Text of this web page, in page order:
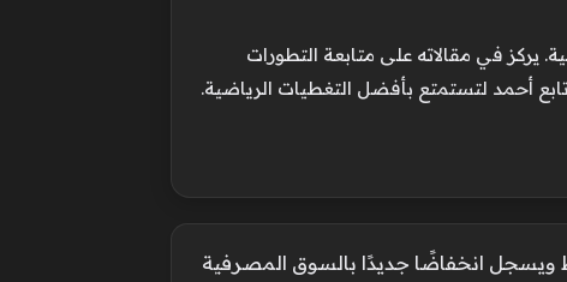
يركز في مقالاته على متابعة التطورات
أحمد لتستمتع بأفضل التغطيات الرياضية.
ويسجل انخفاضًا جديدًا بالسوق المصرفية